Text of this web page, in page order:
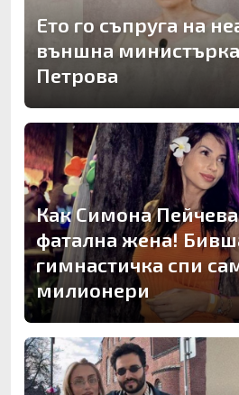
Ето го съпруга на
външна
Петрова
Как Симона Пейчева
фатална жена!
гимнастичка спи
милионери